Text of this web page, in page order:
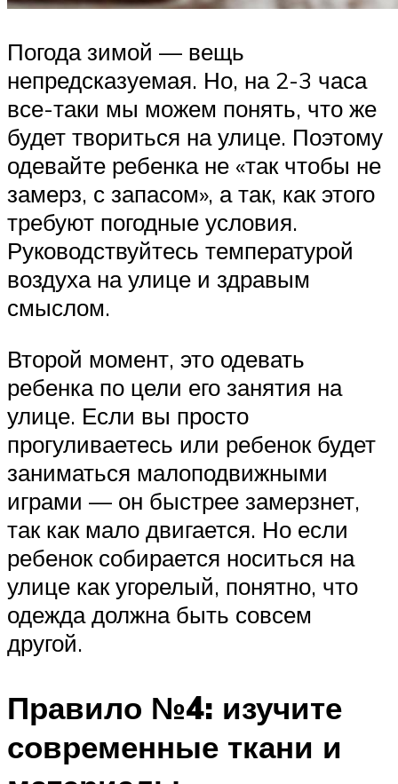
Погода зимой — вещь
непредсказуемая. Но, на 2-3 часа
все-таки мы можем понять, что же
будет твориться на улице. Поэтому
одевайте ребенка не «так чтобы не
замерз, с запасом», а так, как этого
требуют погодные условия.
Руководствуйтесь температурой
воздуха на улице и здравым
смыслом.
Второй момент, это одевать
ребенка по цели его занятия на
улице. Если вы просто
прогуливаетесь или ребенок будет
заниматься малоподвижными
играми — он быстрее замерзнет,
так как мало двигается. Но если
ребенок собирается носиться на
улице как угорелый, понятно, что
одежда должна быть совсем
другой.
Правило №4: изучите
современные ткани и